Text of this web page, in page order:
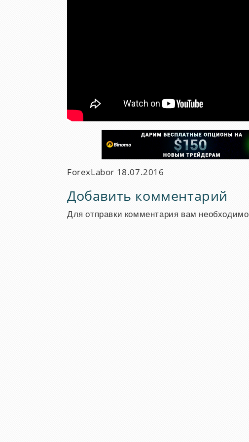
ForexLabor 18.07.2016
Добавить комментарий
Для отправки комментария вам необходимо